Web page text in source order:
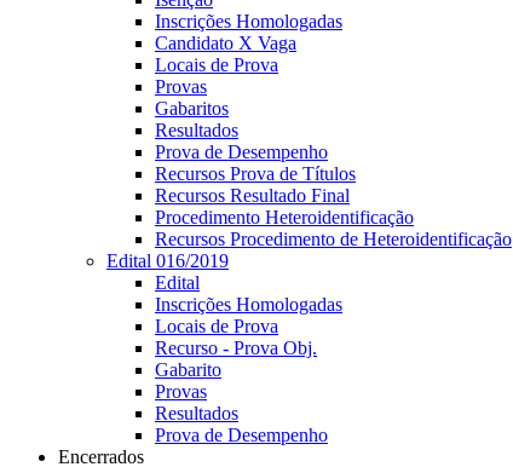
Inscrições Homologadas
Candidato X Vaga
Locais de Prova
Provas
Gabaritos
Resultados
Prova de Desempenho
Recursos Prova de Títulos
Recursos Resultado Final
Procedimento Heteroidentificação
Recursos Procedimento de Heteroidentificação
Edital 016/2019
Edital
Inscrições Homologadas
Locais de Prova
Recurso - Prova Obj.
Gabarito
Provas
Resultados
Prova de Desempenho
Encerrados